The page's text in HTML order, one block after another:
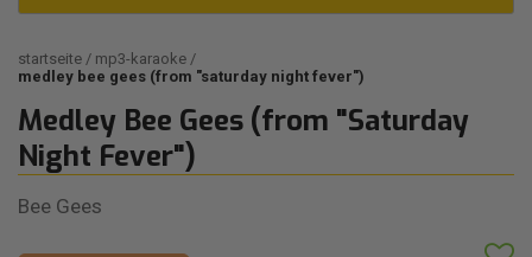
startseite
mp3-karaoke
medley bee gees (from "saturday night fever")
Medley Bee Gees (from "Saturday
Night Fever")
Bee Gees